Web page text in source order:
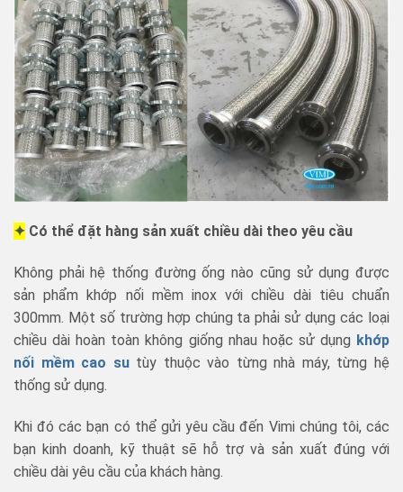
✦ Có thể đặt hàng sản xuất chiều dài theo yêu cầu
Không phải hệ thống đường ống nào cũng sử dụng được
sản phẩm khớp nối mềm inox với chiều dài tiêu chuẩn
300mm. Một số trường hợp chúng ta phải sử dụng các loại
chiều dài hoàn toàn không giống nhau hoặc sử dụng khớp
nối mềm cao sutùy thuộc vào từng nhà máy, từng hệ
thống sử dụng.
Khi đó các bạn có thể gửi yêu cầu đến Vimi chúng tôi, các
bạn kinh doanh, kỹ thuật sẽ hỗ trợ và sản xuất đúng với
chiều dài yêu cầu của khách hàng.